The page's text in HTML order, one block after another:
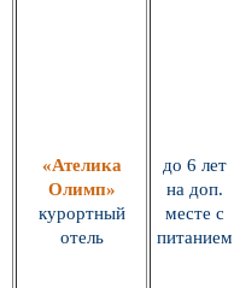
«Ателика
Олимп»
курортный
отель
до 6 лет
на доп.
месте с
питанием